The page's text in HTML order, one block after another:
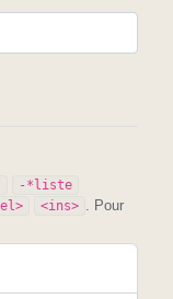
-*liste
<ins>
. Pour